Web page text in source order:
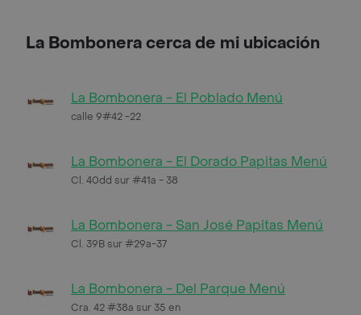
La Bombonera cerca de mi ubicación
La Bombonera - El Poblado Menú
calle 9#42 -22
La Bombonera - El Dorado Papitas Menú
Cl. 40dd sur #41a - 38
La Bombonera - San José Papitas Menú
Cl. 39B sur #29a-37
La Bombonera - Del Parque Menú
Cra. 42 #38a sur 35 en